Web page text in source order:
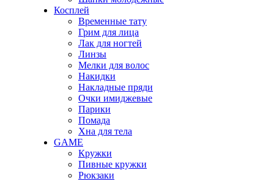
Косплей
Временные тату
Грим для лица
Лак для ногтей
Линзы
Мелки для волос
Накидки
Накладные пряди
Очки имиджевые
Парики
Помада
Хна для тела
GAME
Кружки
Пивные кружки
Рюкзаки